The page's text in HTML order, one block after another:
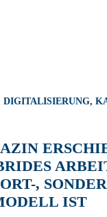
DIGITALISIERUNG,
,
IST